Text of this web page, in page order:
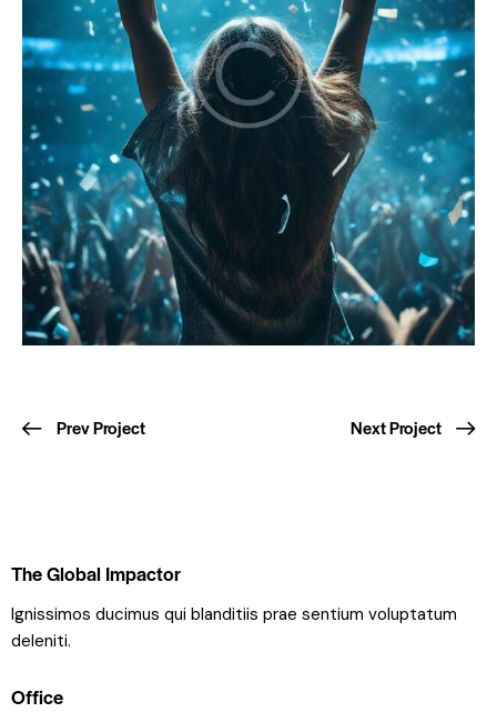
Prev Project Next Project
The Global Impactor
Ignissimos ducimus qui blanditiis prae sentium voluptatum
deleniti.
Office